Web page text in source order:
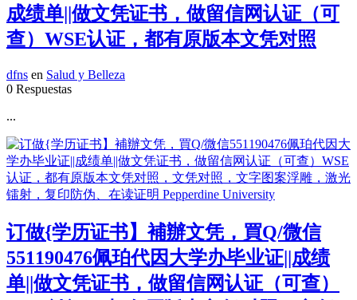
成绩单||做文凭证书，做留信网认证（可
查）WSE认证，都有原版本文凭对照
dfns en Salud y Belleza
0 Respuestas
...
订做{学历证书】補辦文凭，買Q/微信
551190476佩珀代因大学办毕业证||成绩
单||做文凭证书，做留信网认证（可查）